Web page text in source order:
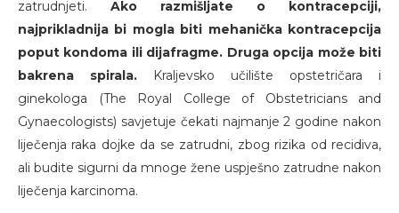
zatrudnjeti. Ako razmišljate o kontracepciji,
najprikladnija bi mogla biti mehanička kontracepcija
poput kondoma ili dijafragme. Druga opcija može biti
bakrena spirala. Kraljevsko učilište opstetričara i
ginekologa (The Royal College of Obstetricians and
Gynaecologists) savjetuje čekati najmanje 2 godine nakon
liječenja raka dojke da se zatrudni, zbog rizika od recidiva,
ali budite sigurni da mnoge žene uspješno zatrudne nakon
liječenja karcinoma.